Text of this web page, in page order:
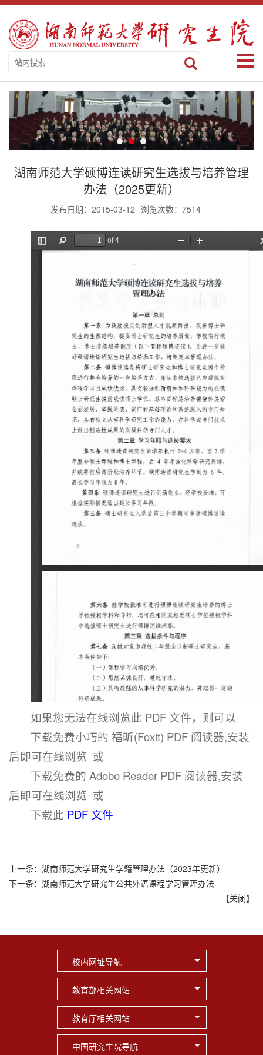
湖南师范大学硕博连读研究生选拔与培养管理
办法（2025更新）
发布日期：2015-03-12 浏览次数： 7514
如果您无法在线浏览此 PDF 文件，则可以
下载免费小巧的 福昕(Foxit) PDF 阅读器,安装
后即可在线浏览 或
下载免费的 Adobe Reader PDF 阅读器,安装
后即可在线浏览 或
下载此 PDF 文件
上一条： 湖南师范大学研究生学籍管理办法（2023年更新）
下一条： 湖南师范大学研究生公共外语课程学习管理办法
【关闭】
校内网址导航
教育部相关网站
教育厅相关网站
中国研究生院导航